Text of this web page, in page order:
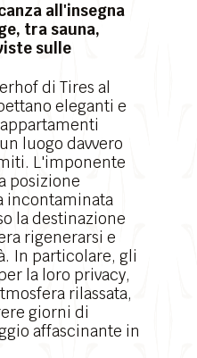
all'insegna
tra sauna,
sulle
di Tires al
eleganti e
luogo davvero
L'imponente
posizione
incontaminata
la destinazione
rigenerarsi e
In particolare, gli
la loro privacy,
rilassata,
giorni di
affascinante in